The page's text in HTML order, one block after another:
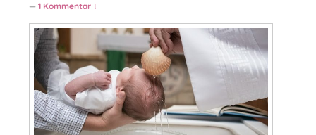
—1 Kommentar ↓